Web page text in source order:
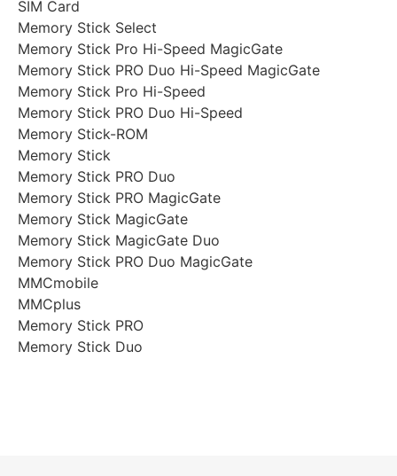
SIM Card
Memory Stick Select
Memory Stick Pro Hi-Speed MagicGate
Memory Stick PRO Duo Hi-Speed MagicGate
Memory Stick Pro Hi-Speed
Memory Stick PRO Duo Hi-Speed
Memory Stick-ROM
Memory Stick
Memory Stick PRO Duo
Memory Stick PRO MagicGate
Memory Stick MagicGate
Memory Stick MagicGate Duo
Memory Stick PRO Duo MagicGate
MMCmobile
MMCplus
Memory Stick PRO
Memory Stick Duo